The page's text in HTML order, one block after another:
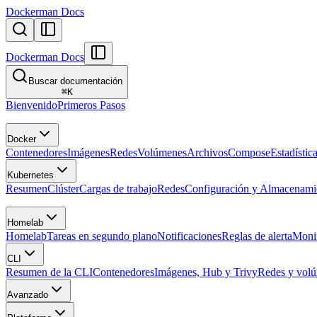
Dockerman Docs
Dockerman Docs
Buscar documentación
⌘K
BienvenidoPrimeros Pasos
Docker
ContenedoresImágenesRedesVolúmenesArchivosCompose
Kubernetes
ResumenClústerCargas de trabajoRedesConfiguración y
Homelab
HomelabTareas en segundo planoNotificacionesReglas de alerta
CLI
Resumen de la CLIContenedoresImágenes, Hub y TrivyRedes y
Avanzado